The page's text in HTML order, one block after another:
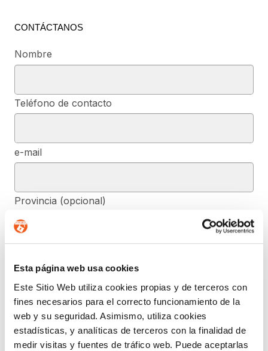
Esta página web usa cookies
Este Sitio Web utiliza cookies propias y de terceros con
fines necesarios para el correcto funcionamiento de la
web y su seguridad. Asimismo, utiliza cookies
estadísticas, y analíticas de terceros con la finalidad de
medir visitas y fuentes de tráfico web. Puede aceptarlas
CONTÁCTANOS
Nombre
Teléfono de contacto
e-mail
Provincia (opcional)
De conformidad con el RGPD y la LOPDGDD, SEGURIDAD Y
PRIVACIDAD DE DATOS, S.L. tratará los datos facilitados, con la
finalidad de contestar a las dudas y/o quejas planteadas a través
del presente formulario y facilitar la información solicitada. Podrá
ejercer, si lo desea, los derechos de acceso, rectificación,